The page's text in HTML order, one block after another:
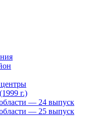
г.)
— 24 выпуск
— 25 выпуск